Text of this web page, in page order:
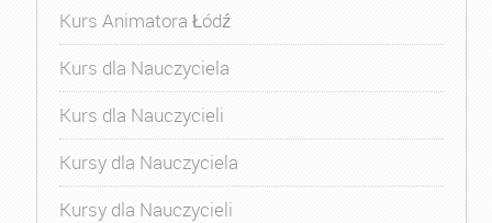
Kurs Animatora Łódź
Kurs dla Nauczyciela
Kurs dla Nauczycieli
Kursy dla Nauczyciela
Kursy dla Nauczycieli